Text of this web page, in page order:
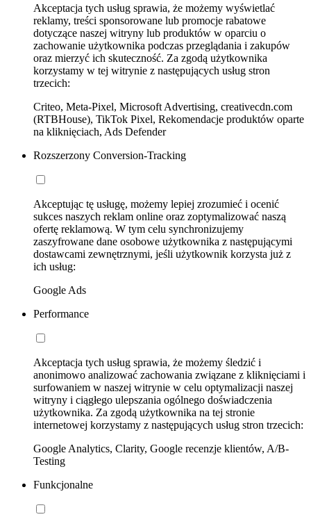
Akceptacja tych usług sprawia, że możemy wyświetlać
reklamy, treści sponsorowane lub promocje rabatowe
dotyczące naszej witryny lub produktów w oparciu o
zachowanie użytkownika podczas przeglądania i zakupów
oraz mierzyć ich skuteczność. Za zgodą użytkownika
korzystamy w tej witrynie z następujących usług stron
trzecich:
Criteo, Meta-Pixel, Microsoft Advertising, creativecdn.com
(RTBHouse), TikTok Pixel, Rekomendacje produktów oparte
na kliknięciach, Ads Defender
Rozszerzony Conversion-Tracking
Akceptując tę usługę, możemy lepiej zrozumieć i ocenić
sukces naszych reklam online oraz zoptymalizować naszą
ofertę reklamową. W tym celu synchronizujemy
zaszyfrowane dane osobowe użytkownika z następującymi
dostawcami zewnętrznymi, jeśli użytkownik korzysta już z
ich usług:
Google Ads
Performance
Akceptacja tych usług sprawia, że możemy śledzić i
anonimowo analizować zachowania związane z kliknięciami i
surfowaniem w naszej witrynie w celu optymalizacji naszej
witryny i ciągłego ulepszania ogólnego doświadczenia
użytkownika. Za zgodą użytkownika na tej stronie
internetowej korzystamy z następujących usług stron trzecich:
Google Analytics, Clarity, Google recenzje klientów, A/B-
Testing
Funkcjonalne